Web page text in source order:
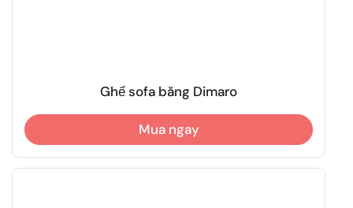
Ghế sofa băng Dimaro
Mua ngay